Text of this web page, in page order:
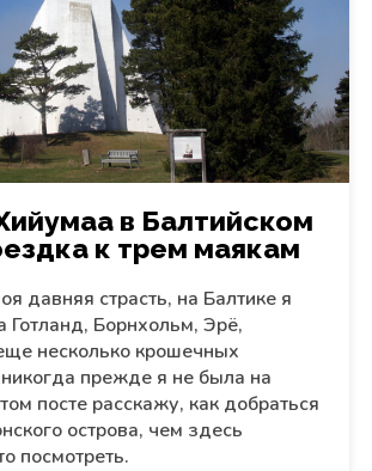
в Балтийском
к трем маякам
давняя страсть, на Балтике я
Готланд, Борнхольм, Эрё,
несколько крошечных
никогда прежде я не была на
посте расскажу, как добраться
острова, чем здесь
посмотреть.